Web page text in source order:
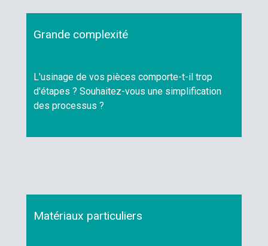
Grande complexité
L'usinage de vos pièces comporte-t-il trop
d'étapes ? Souhaitez-vous une simplification
des processus ?
Matériaux particuliers